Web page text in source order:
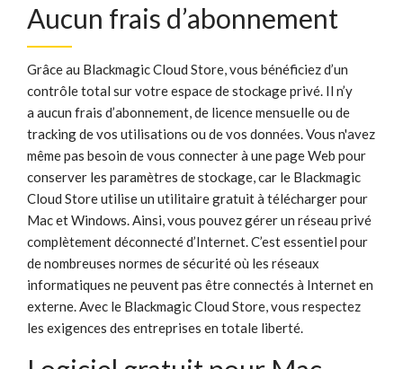
Aucun frais d’abonnement
Grâce au Blackmagic Cloud Store, vous bénéficiez d’un
contrôle total sur votre espace de stockage privé. Il n’y
a aucun frais d’abonnement, de licence mensuelle ou de
tracking de vos utilisations ou de vos données. Vous n'avez
même pas besoin de vous connecter à une page Web pour
conserver les paramètres de stockage, car le Blackmagic
Cloud Store utilise un utilitaire gratuit à télécharger pour
Mac et Windows. Ainsi, vous pouvez gérer un réseau privé
complètement déconnecté d’Internet. C’est essentiel pour
de nombreuses normes de sécurité où les réseaux
informatiques ne peuvent pas être connectés à Internet en
externe. Avec le Blackmagic Cloud Store, vous respectez
les exigences des entreprises en totale liberté.